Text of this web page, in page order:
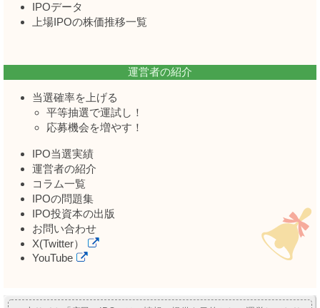
IPOデータ
上場IPOの株価推移一覧
運営者の紹介
当選確率を上げる
平等抽選で運試し！
応募機会を増やす！
IPO当選実績
運営者の紹介
コラム一覧
IPOの問題集
IPO投資本の出版
お問い合わせ
X(Twitter）
YouTube